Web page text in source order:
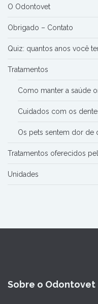
O Odontovet
Obrigado – Contato
Quiz: quantos anos você
Tratamentos
Como manter a saúde
Cuidados com os
Os pets sentem dor de
Tratamentos oferecidos
Unidades
Sobre o Odontovet